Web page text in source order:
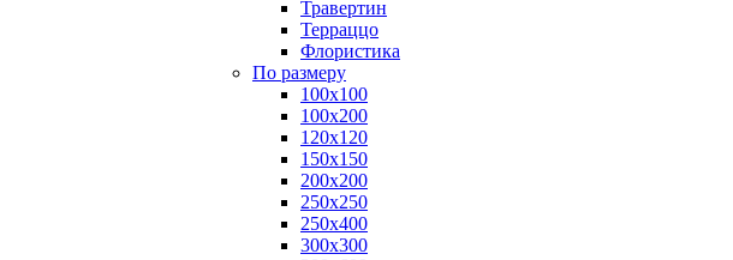
Травертин
Терраццо
Флористика
По размеру
100х100
100х200
120х120
150х150
200х200
250х250
250х400
300х300